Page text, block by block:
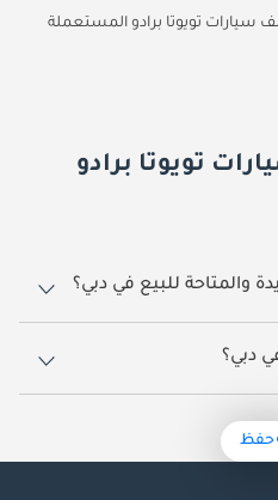
سيارات تويوتا برادو المستعملة
تويوتا برادو
والمتاحة للبيع في دبي؟
دبي؟
دبي 179,000.
حفظ